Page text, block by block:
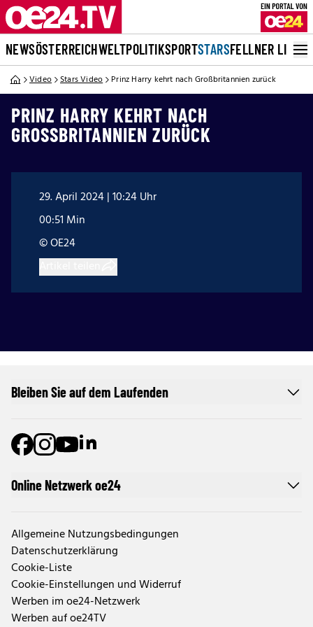
NEWSÖSTERREICHWELTPOLITIKSPORTSTARSFELLNER LIVE
Video Stars Video Prinz Harry kehrt nach Großbritannien zurück
PRINZ HARRY KEHRT NACH
GROSSBRITANNIEN ZURÜCK
29. April 2024 | 10:24 Uhr
00:51 Min
© OE24
Online Netzwerk oe24
Allgemeine Nutzungsbedingungen
Datenschutzerklärung
Cookie-Liste
Cookie-Einstellungen und Widerruf
Werben im oe24-Netzwerk
Werben auf oe24TV
Bleiben Sie auf dem Laufenden